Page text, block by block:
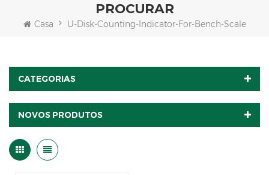
PROCURAR
Casa U-Disk-Counting-Indicator-For-Bench-Scale
CATEGORIAS
NOVOS PRODUTOS